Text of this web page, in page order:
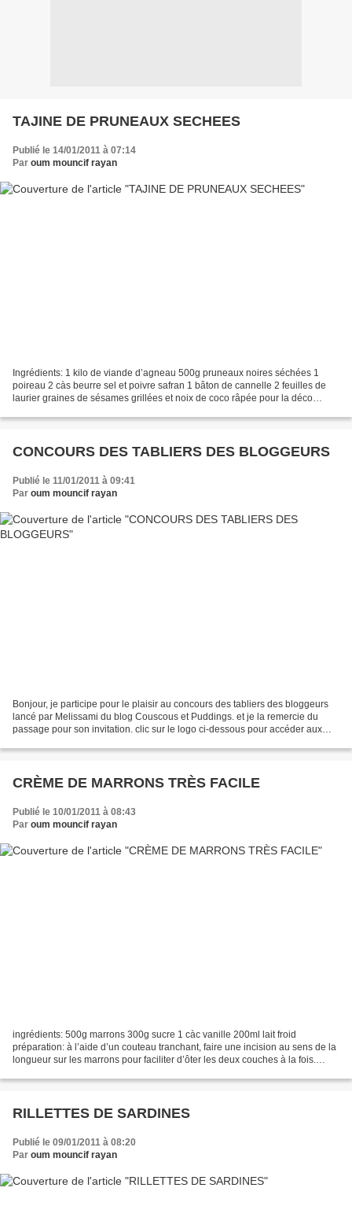
TAJINE DE PRUNEAUX SECHEES
Publié le 14/01/2011 à 07:14
Par oum mouncif rayan
Ingrédients: 1 kilo de viande d’agneau 500g pruneaux noires séchées 1
poireau 2 càs beurre sel et poivre safran 1 bâton de cannelle 2 feuilles de
laurier graines de sésames grillées et noix de coco râpée pour la déco
CONCOURS DES TABLIERS DES BLOGGEURS
Publié le 11/01/2011 à 09:41
Par oum mouncif rayan
Bonjour, je participe pour le plaisir au concours des tabliers des bloggeurs
lancé par Melissami du blog Couscous et Puddings. et je la remercie du
passage pour son invitation. clic sur le logo ci-dessous pour accéder aux
CRÈME DE MARRONS TRÈS FACILE
Publié le 10/01/2011 à 08:43
Par oum mouncif rayan
ingrédients: 500g marrons 300g sucre 1 càc vanille 200ml lait froid
préparation: à l’aide d’un couteau tranchant, faire une incision au sens de la
longueur sur les marrons pour faciliter d’ôter les deux couches à la fois.
RILLETTES DE SARDINES
Publié le 09/01/2011 à 08:20
Par oum mouncif rayan